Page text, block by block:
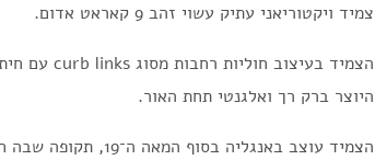
צמיד ויקטוריאני עתיק עשוי זהב 9 קאראט אדום.
היוצר ברק רך ואלגנטי תחת האור.
הצמיד עוצב באנגליה